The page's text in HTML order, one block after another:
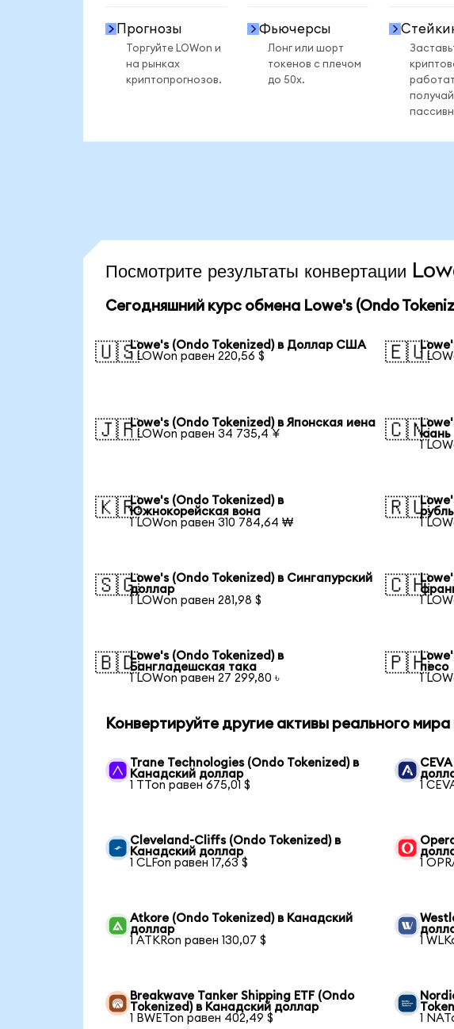
Прогнозы
Торгуйте LOWon и
на рынках
криптопрогнозов.
Фьючерсы
Лонг или шорт
токенов с плечом
до 50x.
Посмотрите результаты конвертации
Сегодняшний курс обмена Lowe's (Ondo
🇺🇸Lowe's (Ondo Tokenized) в Доллар США
1 LOWon равен 220,56 $
🇪🇺
1
🇯🇵Lowe's (Ondo Tokenized) в Японская иена
1 LOWon равен 34 735,4 ¥
🇨🇳юань
1
🇰🇷Lowe's (Ondo Tokenized) в
Южнокорейская вона
1 LOWon равен 310 784,64 ₩
🇷🇺рубль
1
🇸🇬Lowe's (Ondo Tokenized) в Сингапурский
доллар
1 LOWon равен 281,98 $
🇨🇭
1
🇧🇩Lowe's (Ondo Tokenized) в
Бангладешская така
1 LOWon равен 27 299,80 ৳
🇵🇭песо
1
Конвертируйте другие активы реального мира
Trane Technologies (Ondo Tokenized) в
Канадский доллар
1 TTon равен 675,01 $
1
Cleveland-Cliffs (Ondo Tokenized) в
Канадский доллар
1 CLFon равен 17,63 $
1
Atkore (Ondo Tokenized) в Канадский
доллар
1 ATKRon равен 130,07 $
1
Breakwave Tanker Shipping ETF (Ondo
Tokenized) в Канадский доллар
1 BWETon равен 402,49 $
1